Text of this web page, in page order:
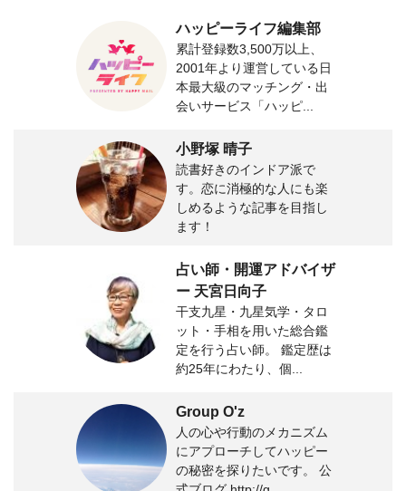
ハッピーライフ編集部
累計登録数3,500万以上、
2001年より運営している日
本最大級のマッチング・出
会いサービス「ハッピ...
小野塚 晴子
読書好きのインドア派で
す。恋に消極的な人にも楽
しめるような記事を目指し
ます！
占い師・開運アドバイザ
ー 天宮日向子
干支九星・九星気学・タロ
ット・手相を用いた総合鑑
定を行う占い師。 鑑定歴は
約25年にわたり、個...
Group O'z
人の心や行動のメカニズム
にアプローチしてハッピー
の秘密を探りたいです。 公